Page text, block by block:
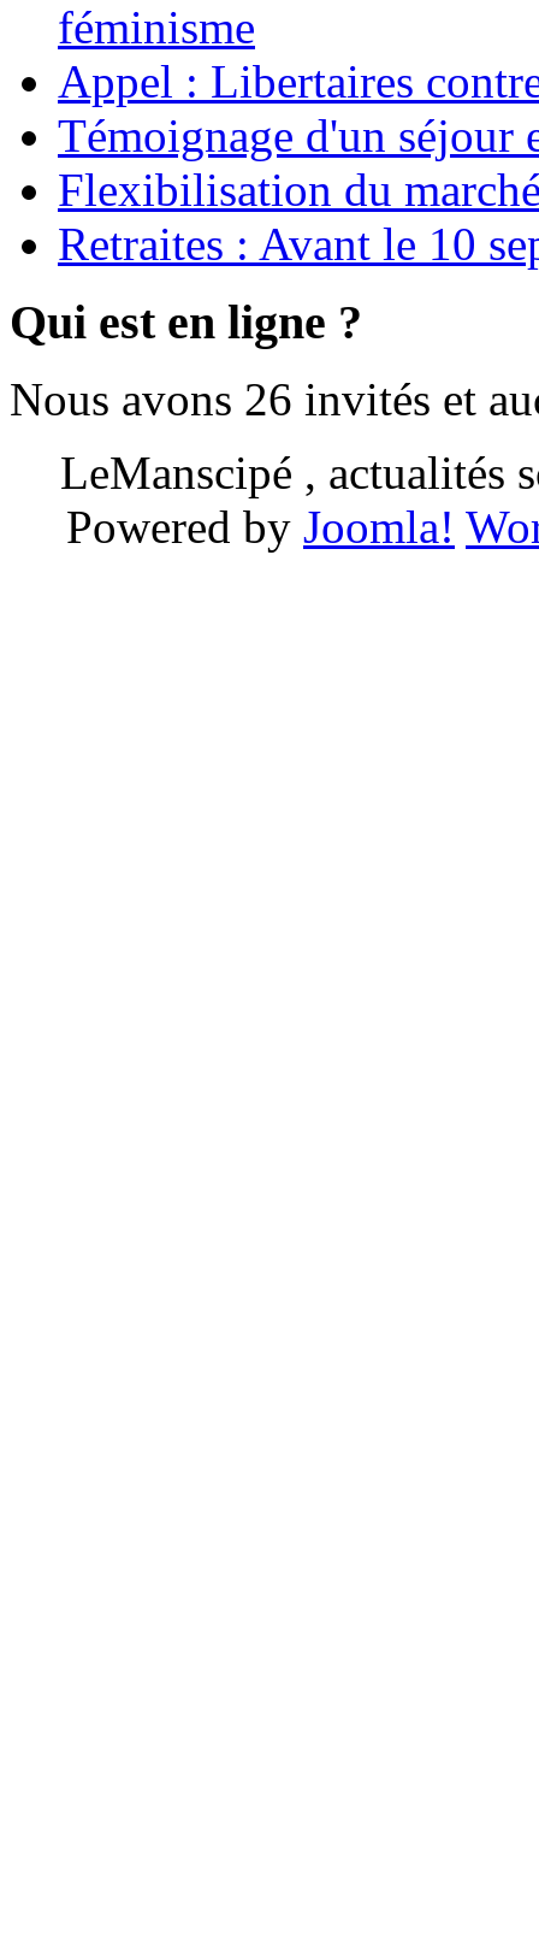
féminisme
Appel : Libertaires
Témoignage d'un séjour
Flexibilisation du
Retraites : Avant le 10
Qui est en ligne ?
Nous avons 26 invités et
LeManscipé , actualités
Powered by Joomla!